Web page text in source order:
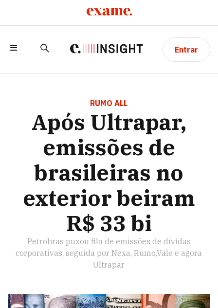
Entrar
BRASILEIRAS NO EXTERIOR BEIRAM R$
33 BI
RUMO ALL
Após Ultrapar,
emissões de
brasileiras no
exterior beiram
R$ 33 bi
Petrobras puxou fila de emissões de dívidas
corporativas, seguida por Nexa, Rumo,Vale e agora
Ultrapar